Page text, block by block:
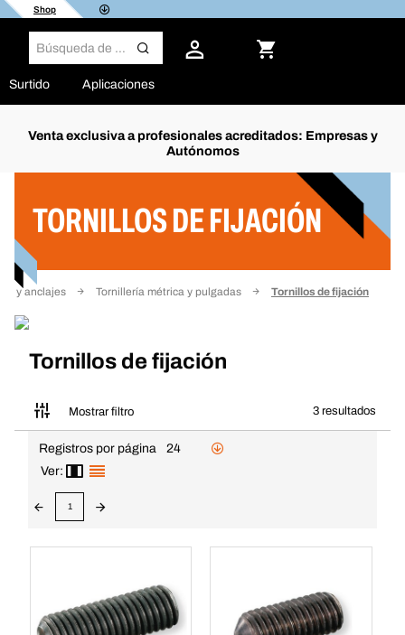
Shop
Surtido Aplicaciones
Venta exclusiva a profesionales acreditados: Empresas y
Autónomos
TORNILLOS DE FIJACIÓN
y anclajes Tornillería métrica y pulgadas Tornillos de fijación
Tornillos de fijación
Mostrar filtro 3 resultados
Filtro
Registros por página
24
Ver:
1